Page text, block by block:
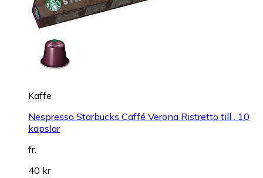
Kaffe
Nespresso Starbucks Caffé Verona Ristretto till . 10
kapslar
fr.
40 kr